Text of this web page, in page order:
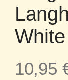
White
10,95